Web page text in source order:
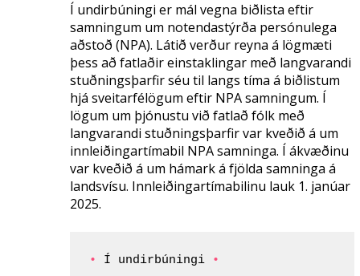
Í undirbúningi er mál vegna biðlista eftir
samningum um notendastýrða persónulega
aðstoð (NPA). Látið verður reyna á lögmæti
þess að fatlaðir einstaklingar með langvarandi
stuðningsþarfir séu til langs tíma á biðlistum
hjá sveitarfélögum eftir NPA samningum. Í
lögum um þjónustu við fatlað fólk með
langvarandi stuðningsþarfir var kveðið á um
innleiðingartímabil NPA samninga. Í ákvæðinu
var kveðið á um hámark á fjölda samninga á
landsvísu. Innleiðingartímabilinu lauk 1. janúar
2025.
• Í undirbúningi •